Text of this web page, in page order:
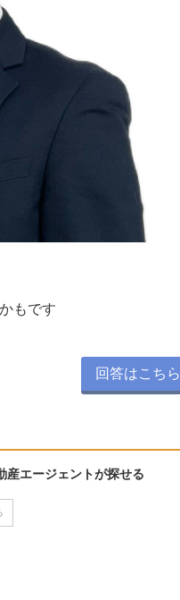
もです
回答はこちら
産エージェントが探せる